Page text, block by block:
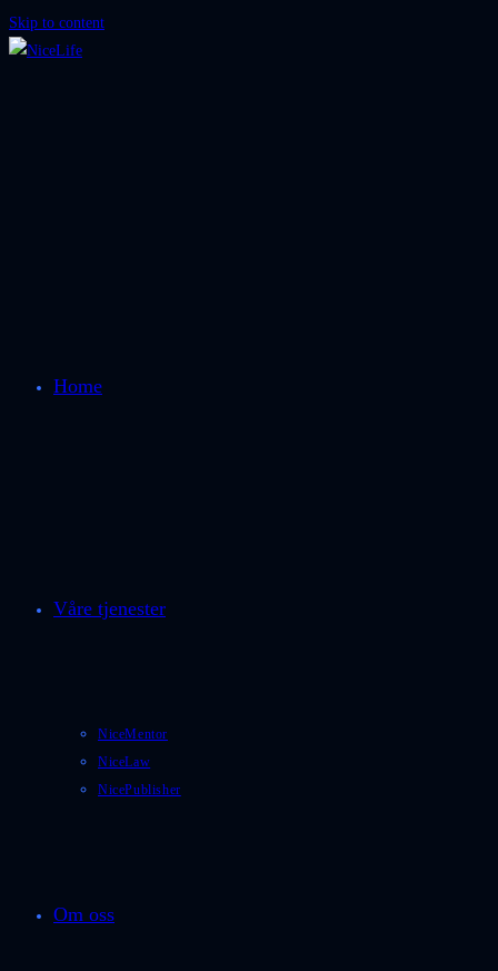
Skip to content
Home
Våre tjenester
NiceMentor
NiceLaw
NicePublisher
Om oss